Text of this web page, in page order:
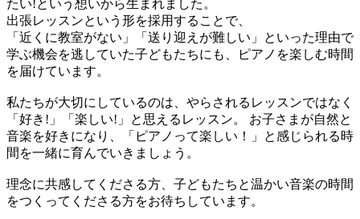
たい!という想いから生まれました。
出張レッスンという形を採用することで、
「近くに教室がない」「送り迎えが難しい」といった理由で
学ぶ機会を逃していた子どもたちにも、ピアノを楽しむ時間
を届けています。
私たちが大切にしているのは、やらされるレッスンではなく
「好き!」「楽しい!」と思えるレッスン。 お子さまが自然と
音楽を好きになり、「ピアノって楽しい！」と感じられる時
間を一緒に育んでいきましょう。
理念に共感してくださる方、子どもたちと温かい音楽の時間
をつくってくださる方をお待ちしています。